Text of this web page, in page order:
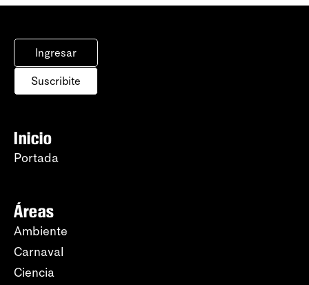
Ingresar
Suscribite
Inicio
Portada
Áreas
Ambiente
Carnaval
Ciencia